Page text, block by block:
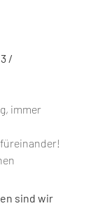
/
immer
sind wir